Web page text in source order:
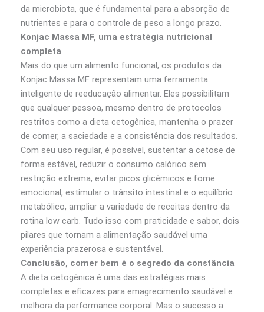
da microbiota, que é fundamental para a absorção de
nutrientes e para o controle de peso a longo prazo.
Konjac Massa MF, uma estratégia nutricional
completa
Mais do que um alimento funcional, os produtos da
Konjac Massa MF representam uma ferramenta
inteligente de reeducação alimentar. Eles possibilitam
que qualquer pessoa, mesmo dentro de protocolos
restritos como a dieta cetogênica, mantenha o prazer
de comer, a saciedade e a consistência dos resultados.
Com seu uso regular, é possível, sustentar a cetose de
forma estável, reduzir o consumo calórico sem
restrição extrema, evitar picos glicêmicos e fome
emocional, estimular o trânsito intestinal e o equilíbrio
metabólico, ampliar a variedade de receitas dentro da
rotina low carb. Tudo isso com praticidade e sabor, dois
pilares que tornam a alimentação saudável uma
experiência prazerosa e sustentável.
Conclusão, comer bem é o segredo da constância
A dieta cetogênica é uma das estratégias mais
completas e eficazes para emagrecimento saudável e
melhora da performance corporal. Mas o sucesso a